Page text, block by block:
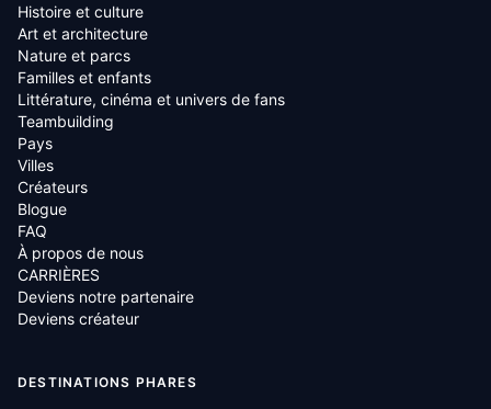
Histoire et culture
Art et architecture
Nature et parcs
Familles et enfants
Littérature, cinéma et univers de fans
Teambuilding
Pays
Villes
Créateurs
Blogue
FAQ
À propos de nous
CARRIÈRES
Deviens notre partenaire
Deviens créateur
DESTINATIONS PHARES